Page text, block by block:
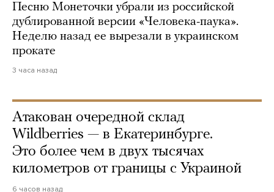
Песню Монеточки убрали из российской
дублированной версии «Человека-паука».
Неделю назад ее вырезали в украинском
прокате
3 часа назад
Атакован очередной склад
Wildberries — в Екатеринбурге.
Это более чем в двух тысячах
километров от границы с Украиной
6 часов назад